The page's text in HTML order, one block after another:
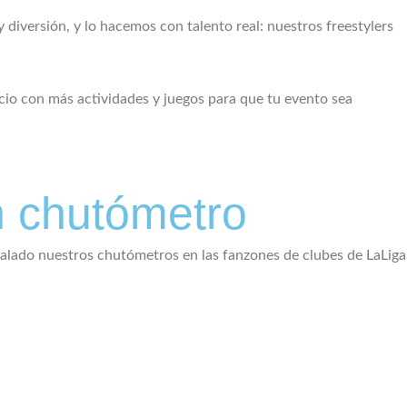
diversión, y lo hacemos con talento real: nuestros freestylers
con más actividades y juegos para que tu evento sea
chutómetro
nuestros chutómetros en las fanzones de clubes de LaLiga